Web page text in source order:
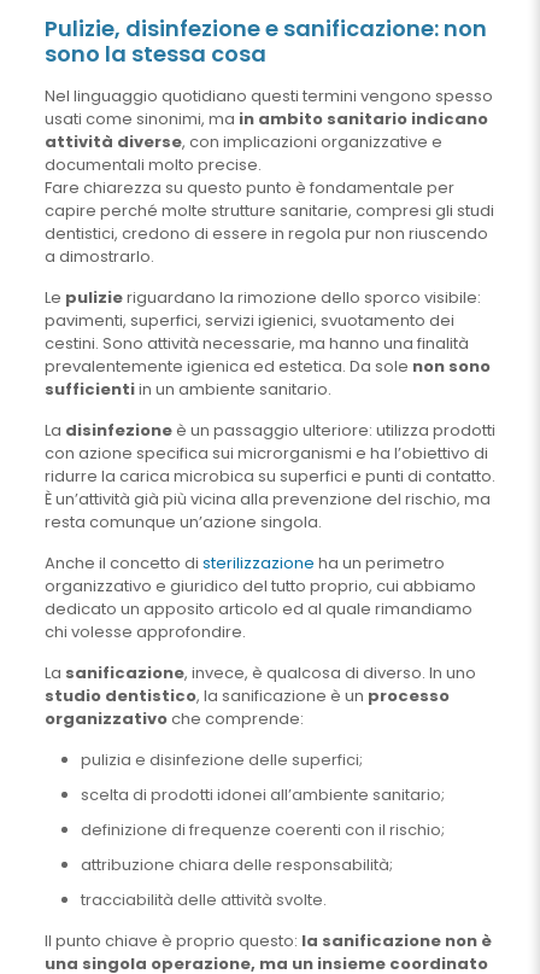
Pulizie, disinfezione e sanificazione: non
sono la stessa cosa
Nel linguaggio quotidiano questi termini vengono spesso
usati come sinonimi, ma in ambito sanitario indicano
attività diverse, con implicazioni organizzative e
documentali molto precise.
Fare chiarezza su questo punto è fondamentale per
capire perché molte strutture sanitarie, compresi gli studi
dentistici, credono di essere in regola pur non riuscendo
a dimostrarlo.
Le pulizieriguardano la rimozione dello sporco visibile:
pavimenti, superfici, servizi igienici, svuotamento dei
cestini. Sono attività necessarie, ma hanno una finalità
prevalentemente igienica ed estetica. Da sole non sono
sufficientiin un ambiente sanitario.
La disinfezioneè un passaggio ulteriore: utilizza prodotti
con azione specifica sui microrganismi e ha l’obiettivo di
ridurre la carica microbica su superfici e punti di contatto.
È un’attività già più vicina alla prevenzione del rischio, ma
resta comunque un’azione singola.
Anche il concetto di sterilizzazione ha un perimetro
organizzativo e giuridico del tutto proprio, cui abbiamo
dedicato un apposito articolo ed al quale rimandiamo
chi volesse approfondire.
La sanificazione, invece, è qualcosa di diverso. In uno
studio dentistico, la sanificazione è un processo
organizzativoche comprende:
pulizia e disinfezione delle superfici;
scelta di prodotti idonei all’ambiente sanitario;
definizione di frequenze coerenti con il rischio;
attribuzione chiara delle responsabilità;
tracciabilità delle attività svolte.
Il punto chiave è proprio questo: la sanificazione non è
una singola operazione, ma un insieme coordinato